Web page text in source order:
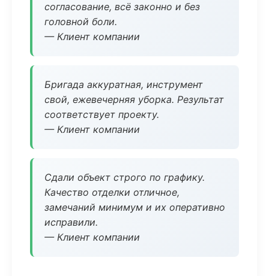
согласование, всё законно и без
головной боли.
— Клиент компании
Бригада аккуратная, инструмент
свой, ежевечерняя уборка. Результат
соответствует проекту.
— Клиент компании
Сдали объект строго по графику.
Качество отделки отличное,
замечаний минимум и их оперативно
исправили.
— Клиент компании